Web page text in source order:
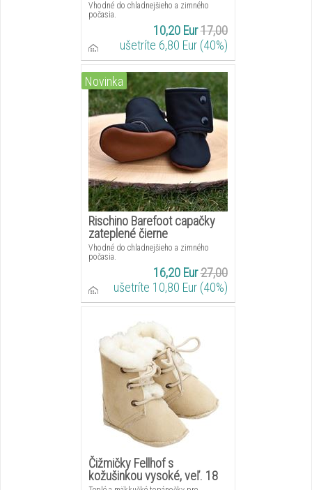
Vhodné do chladnejšieho a zimného
počasia.
10,20 Eur17,00
ušetríte 6,80 Eur (40%)
Novinka
Rischino Barefoot capačky
zateplené čierne
Vhodné do chladnejšieho a zimného
počasia.
16,20 Eur27,00
ušetríte 10,80 Eur (40%)
Čižmičky Fellhof s
kožušinkou vysoké, veľ. 18